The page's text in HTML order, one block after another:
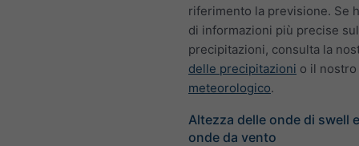
riferimento la previsione. Se
di informazioni più precise
precipitazioni, consulta la
delle precipitazioni o il nostro
meteorologico.
Altezza delle onde di swell
onde da vento